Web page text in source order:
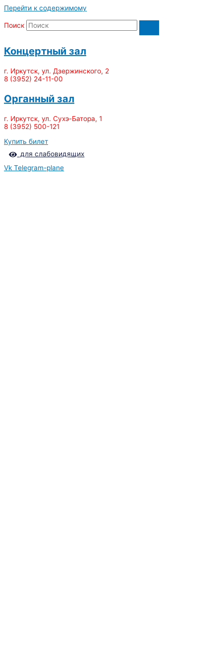
Перейти к содержимому
Поиск
Концертный зал
г. Иркутск, ул. Дзержинского, 2
8 (3952) 24-11-00
Органный зал
г. Иркутск, ул. Сухэ-Батора, 1
8 (3952) 500-121
Купить билет
для слабовидящих
Vk Telegram-plane